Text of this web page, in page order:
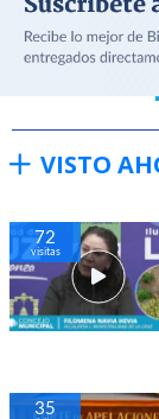
VISTO
72
visitas
35